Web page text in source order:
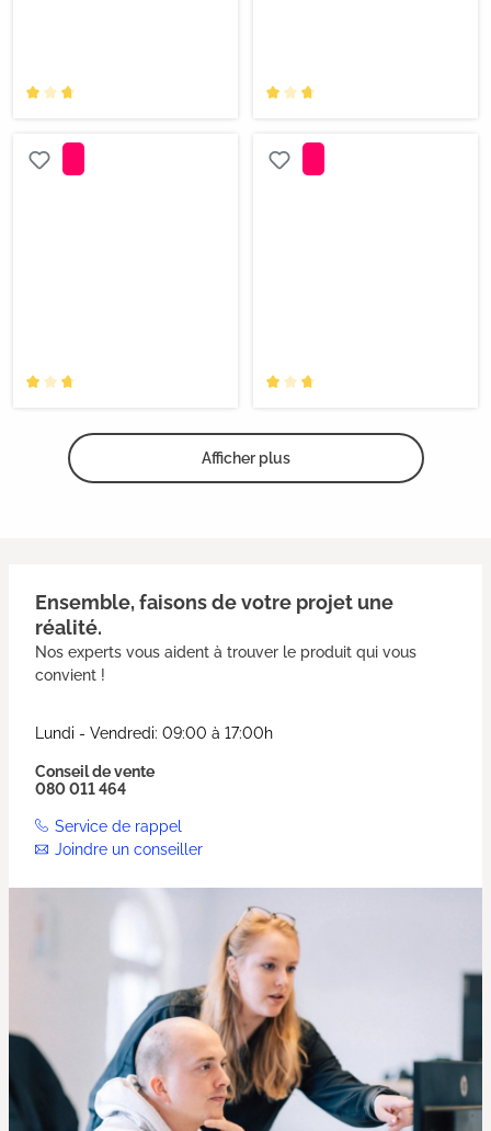
Afficher plus
Ensemble, faisons de votre projet une
réalité.
Nos experts vous aident à trouver le produit qui vous
convient !
Lundi - Vendredi: 09:00 à 17:00h
Conseil de vente
080 011 464
Service de rappel
Joindre un conseiller